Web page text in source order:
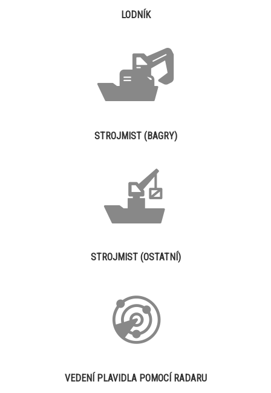
LODNÍK
STROJMIST (BAGRY)
STROJMIST (OSTATNÍ)
VEDENÍ PLAVIDLA POMOCÍ RADARU